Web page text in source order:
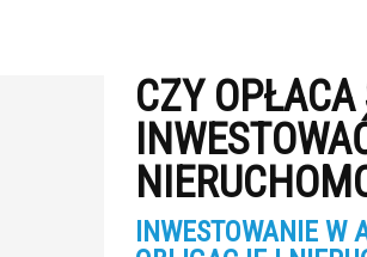
CZY OPŁACA
INWESTOWANIE W